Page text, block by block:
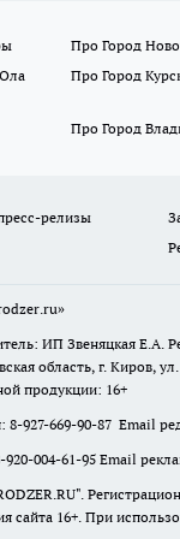
Про Город
Про Город
Про Город
релизы
ИП Звеняцкая Е.А.
область, г. Киров,
продукции: 16+
8-927-669-90-87 Email
004-61-95 Email
".
сайта 16+. При